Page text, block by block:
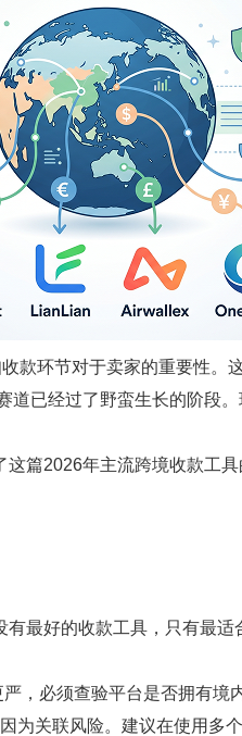
环节对于卖家的重要性。
已经过了野蛮生长的阶段
2026年主流跨境收款工具
有最好的收款工具，只有最适
，必须查验平台是否拥有境
为关联风险。建议在使用多